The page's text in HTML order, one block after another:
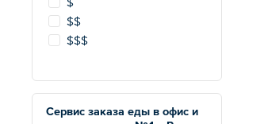
$$
$$$
Сервис заказа еды в офис и